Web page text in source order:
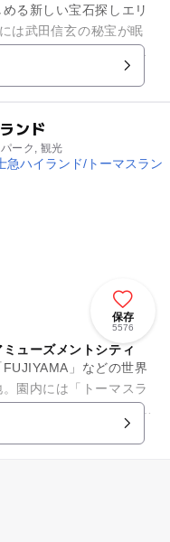
る新しい宝石探しエリ
は武田信玄の秘宝が眠
洞窟で！まるで冒険気
ンド
ーク, 観光
保存
5576
ューズメントシティ
」などの世界
園内には「トーマスラ
併設され、年代問わず